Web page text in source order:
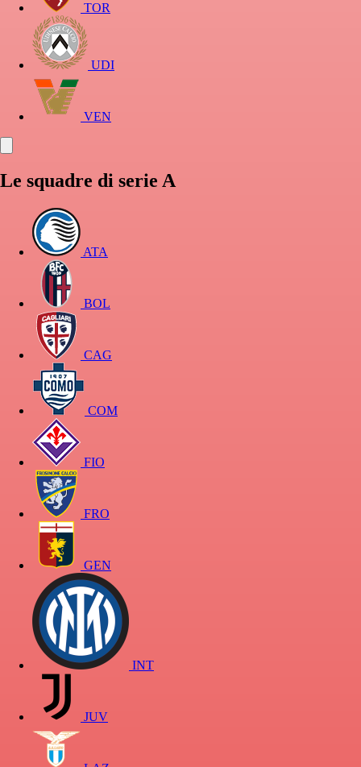
TOR
UDI
VEN
Le squadre di serie A
ATA
BOL
CAG
COM
FIO
FRO
GEN
INT
JUV